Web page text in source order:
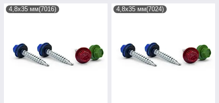
4,8х35 мм(7016) 4,8х35 мм(7024)